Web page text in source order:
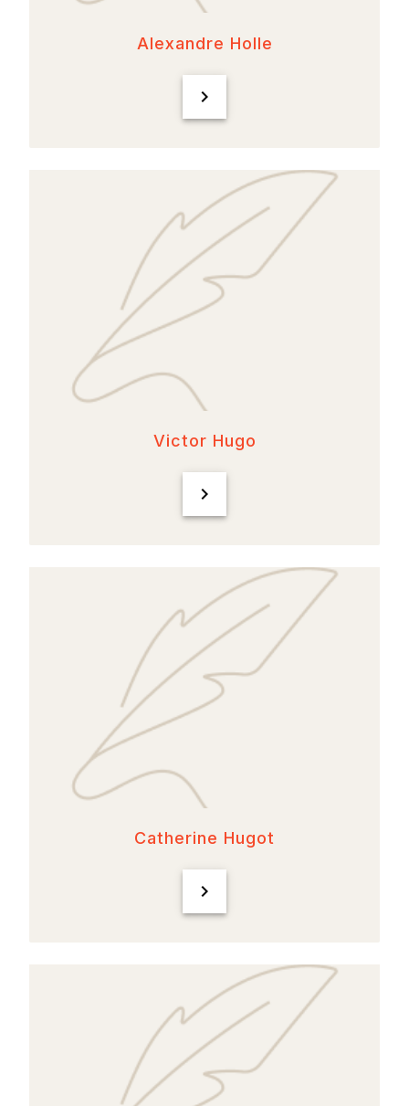
Alexandre Holle
chevron_right
Victor Hugo
chevron_right
Catherine Hugot
chevron_right